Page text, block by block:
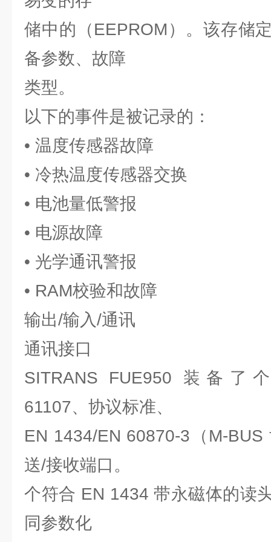
储中的（EEPROM）。该存储
备参数、故障
类型。
以下的事件是被记录的：
• 温度传感器故障
• 冷热温度传感器交换
• 电池量低警报
• 电源故障
• 光学通讯警报
• RAM校验和故障
输出/输入/通讯
通讯接口
SITRANS FUE950 装备了
61107、协议标准、
EN 1434/EN 60870-3（M-
送/接收端口。
个符合 EN 1434 带永磁体的读
同参数化